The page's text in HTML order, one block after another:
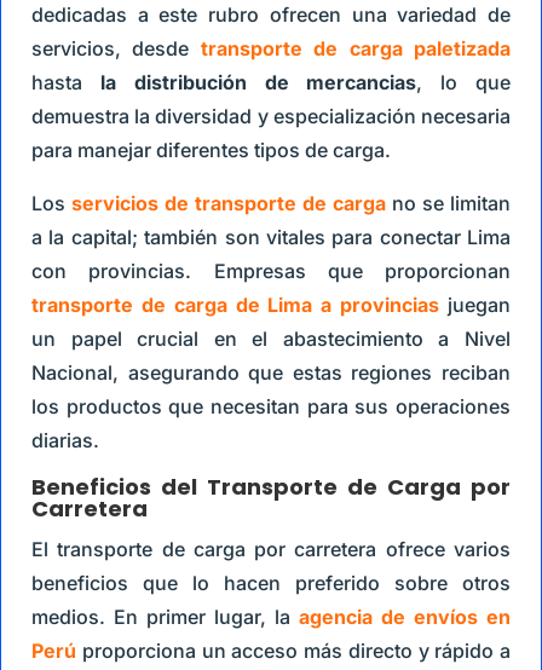
dedicadas a este rubro ofrecen una variedad de
servicios, desde transporte de carga paletizada
hasta la distribución de mercancias, lo que
demuestra la diversidad y especialización necesaria
para manejar diferentes tipos de carga.
Los servicios de transporte de carga no se limitan
a la capital; también son vitales para conectar Lima
con provincias. Empresas que proporcionan
transporte de carga de Lima a provincias juegan
un papel crucial en el abastecimiento a Nivel
Nacional, asegurando que estas regiones reciban
los productos que necesitan para sus operaciones
diarias.
Beneficios del Transporte de Carga por
Carretera
El transporte de carga por carretera ofrece varios
beneficios que lo hacen preferido sobre otros
medios. En primer lugar, la agencia de envíos en
Perú proporciona un acceso más directo y rápido a